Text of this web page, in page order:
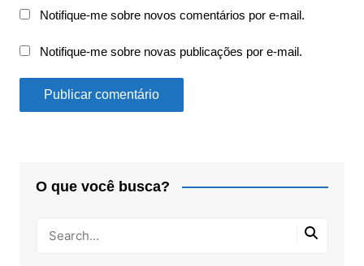
Notifique-me sobre novos comentários por e-mail.
Notifique-me sobre novas publicações por e-mail.
O que você busca?